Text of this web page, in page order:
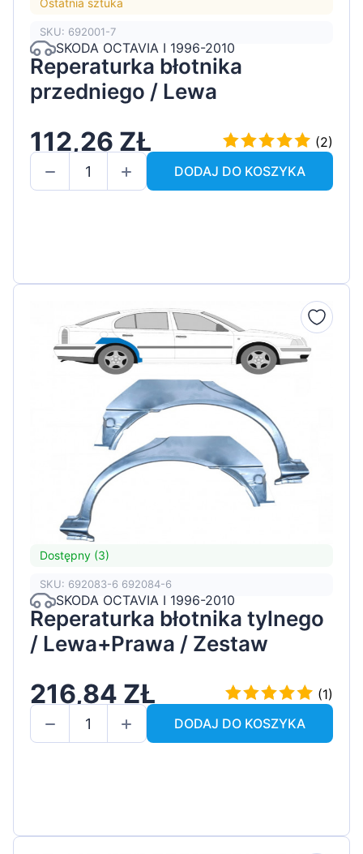
Ostatnia sztuka
SKU: 692001-7
SKODA OCTAVIA I 1996-2010
Reperaturka błotnika
przedniego / Lewa
112,26 ZŁ
(2)
DODAJ DO KOSZYKA
Dostępny (3)
SKU: 692083-6 692084-6
SKODA OCTAVIA I 1996-2010
Reperaturka błotnika tylnego
/ Lewa+Prawa / Zestaw
216,84 ZŁ
(1)
DODAJ DO KOSZYKA